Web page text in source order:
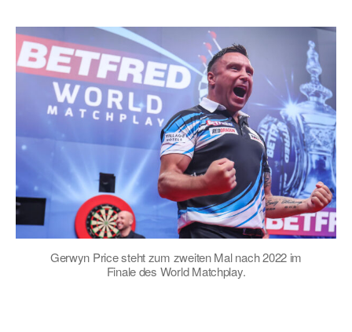
Gerwyn Price steht zum zweiten Mal nach 2022 im
Finale des World Matchplay.